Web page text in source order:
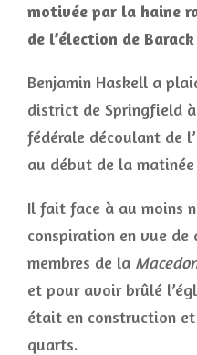
motivée par la haine
de l’élection de
Benjamin Haskell a
district de Springfield
fédérale découlant de
au début de la
Il fait face à au moins
conspiration en vue
membres de la
et pour avoir brûlé
était en construction
quarts.